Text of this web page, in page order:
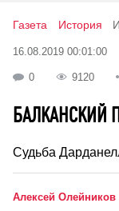
Газета История
16.08.2019 00:01:00
0 9120
БАЛКАНСКИЙ
Судьба
Алексей Олейников